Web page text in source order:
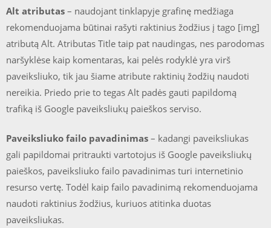
Alt atributas – naudojant tinklapyje grafinę medžiaga
rekomenduojama būtinai rašyti raktinius žodžius į tago [img]
atributą Alt. Atributas Title taip pat naudingas, nes parodomas
naršyklėse kaip komentaras, kai pelės rodyklė yra virš
paveiksliuko, tik jau šiame atribute raktinių žodžių naudoti
nereikia. Priedo prie to tegas Alt padės gauti papildomą
trafiką iš Google paveiksliukų paieškos serviso.
Paveiksliuko failo pavadinimas – kadangi paveiksliukas
gali papildomai pritraukti vartotojus iš Google paveiksliukų
paieškos, paveiksliuko failo pavadinimas turi internetinio
resurso vertę. Todėl kaip failo pavadinimą rekomenduojama
naudoti raktinius žodžius, kuriuos atitinka duotas
paveiksliukas.